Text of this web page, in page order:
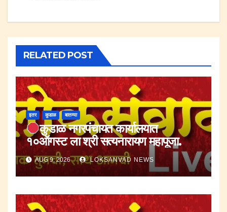
RELATED POST
इतर कुडाळ बातम्या
कुडाळ नगरपंचायत कार्यालयात
१०ऑगस्ट ला श्री सत्यनारायण महापूजा.
AUG 9, 2026 LOKSANVAD NEWS